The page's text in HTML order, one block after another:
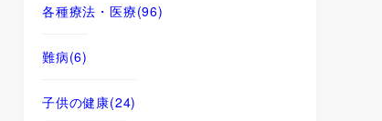
各種療法・医療(96)
難病(6)
子供の健康(24)